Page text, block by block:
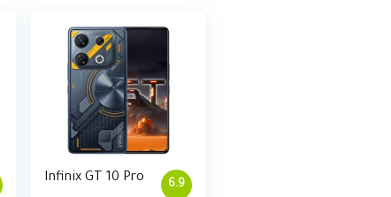
6.9
Infinix GT 10 Pro